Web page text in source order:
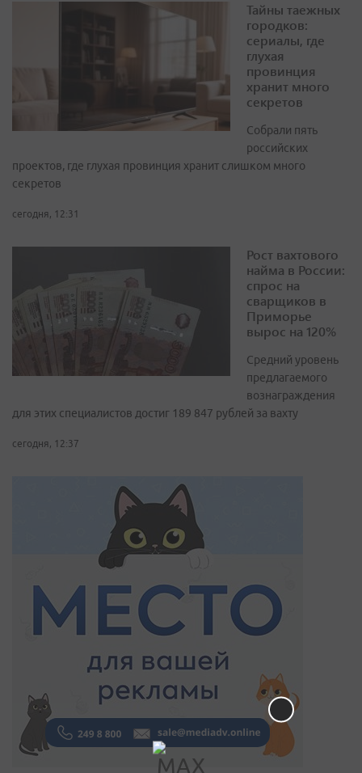
Тайны таежных
городков:
сериалы, где
глухая
провинция
хранит много
секретов
Собрали пять
российских
проектов, где глухая провинция хранит слишком много
секретов
сегодня, 12:31
Рост вахтового
найма в России:
спрос на
сварщиков в
Приморье
вырос на 120%
Средний уровень
предлагаемого
вознаграждения
для этих специалистов достиг 189 847 рублей за вахту
сегодня, 12:37